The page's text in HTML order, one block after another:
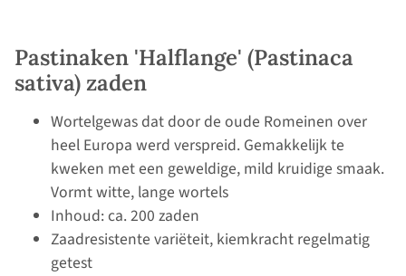
Pastinaken 'Halflange' (Pastinaca
sativa) zaden
Wortelgewas dat door de oude Romeinen over
heel Europa werd verspreid. Gemakkelijk te
kweken met een geweldige, mild kruidige smaak.
Vormt witte, lange wortels
Inhoud: ca. 200 zaden
Zaadresistente variëteit, kiemkracht regelmatig
getest